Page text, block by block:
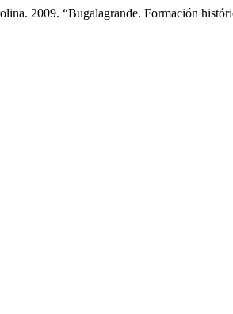
2009. “Bugalagrande. Formación